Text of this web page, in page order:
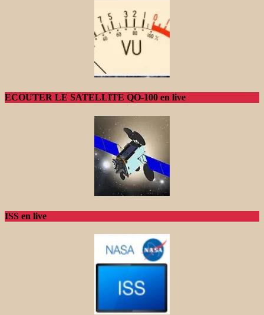
ECOUTER LE SATELLITE QO-100 en live
ISS en live